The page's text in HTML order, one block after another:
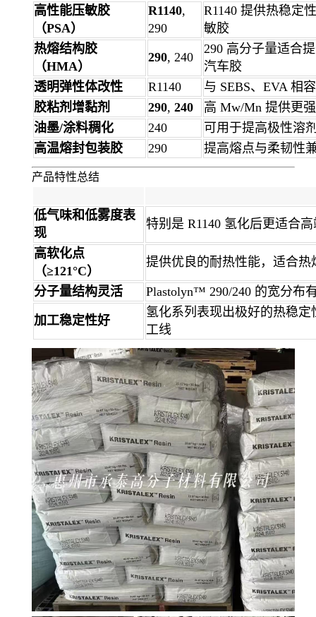
高性能压敏胶
（PSA）
R1140,
290
R1140 提供热稳定
敏胶
热熔结构胶
（HMA）
290, 240
290 高分子量适合
汽车胶
透明弹性体改性
R1140
与 SEBS、EVA 相
胶粘剂增黏剂
290, 240
高 Mw/Mn 提供更
油墨/涂料稠化
240
可用于提高极性溶
高温熔封包装胶
290 提高熔点与柔韧性
产品特性总结
低气味和低雾度表
现
特别是 R1140 氢化后更适合
高软化点
（≥121°C）
提供优良的耐热性能，适合
分子量结构灵活 Plastolyn™ 290/240 的宽分布
加工稳定性好
氢化系列表现出极好的热稳
工线